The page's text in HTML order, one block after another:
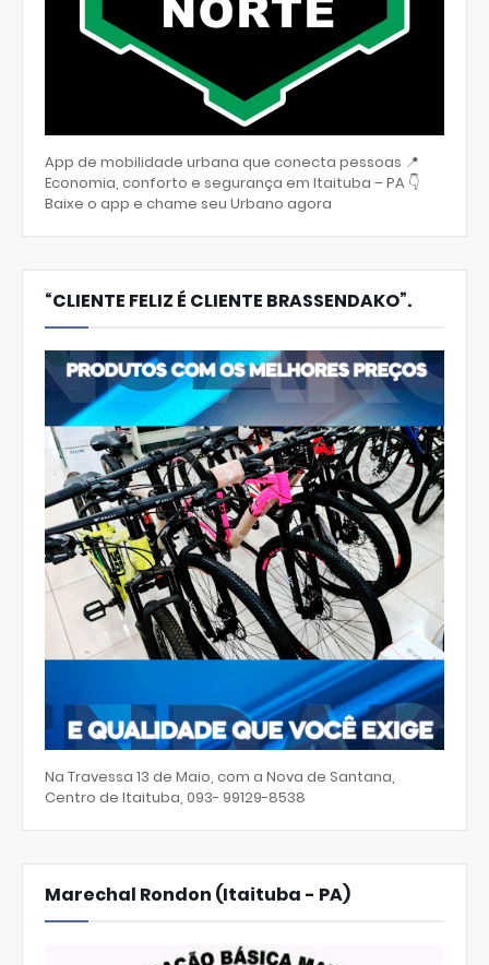
App de mobilidade urbana que conecta pessoas 📍
Economia, conforto e segurança em Itaituba – PA 👇
Baixe o app e chame seu Urbano agora
“CLIENTE FELIZ É CLIENTE BRASSENDAKO”.
Na Travessa 13 de Maio, com a Nova de Santana,
Centro de Itaituba, 093- 99129-8538
Marechal Rondon (Itaituba - PA)